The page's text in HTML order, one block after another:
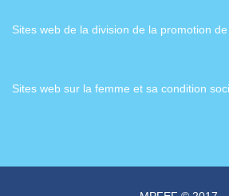
Sites web de la division de la promotion de
Sites web sur la femme et sa condition